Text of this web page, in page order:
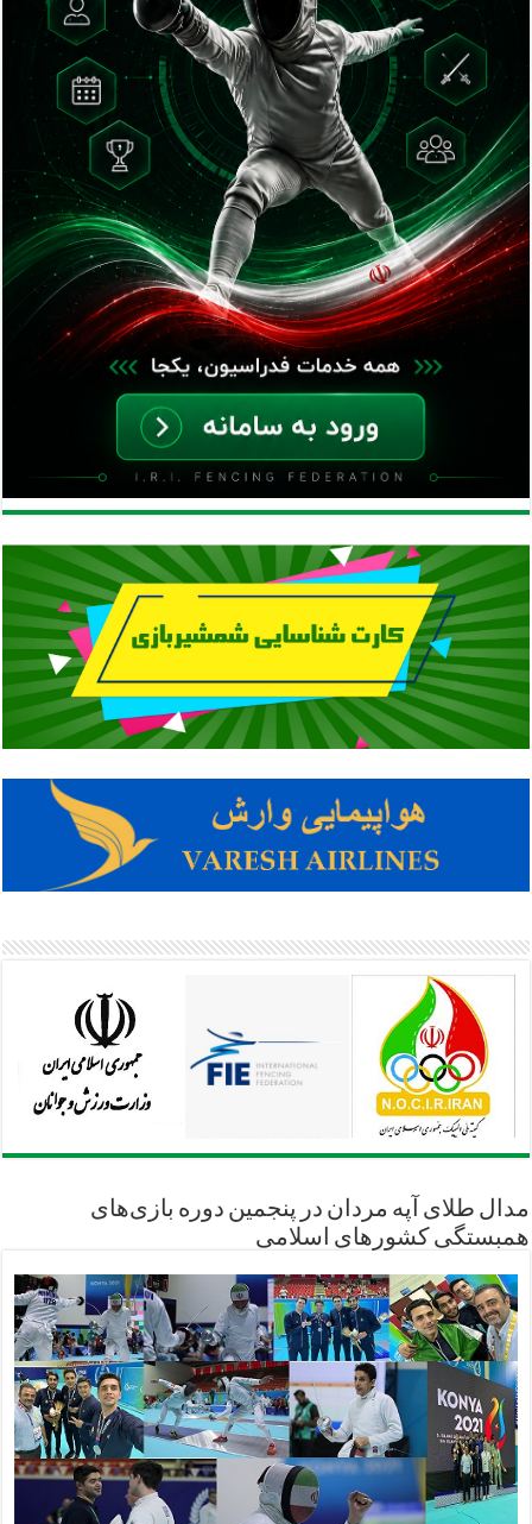
مدال طلای آپه مردان در پنجمین دوره بازی‌های
همبستگی کشورهای اسلامی